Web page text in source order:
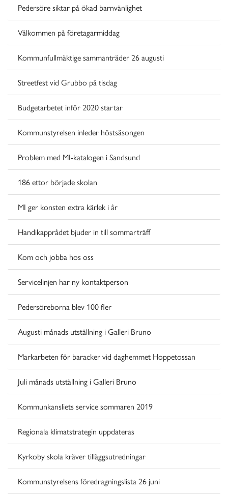
Pedersöre siktar på ökad barnvänlighet
Välkommen på företagarmiddag
Kommunfullmäktige sammanträder 26 augusti
Streetfest vid Grubbo på tisdag
Budgetarbetet inför 2020 startar
Kommunstyrelsen inleder höstsäsongen
Problem med MI-katalogen i Sandsund
186 ettor började skolan
MI ger konsten extra kärlek i år
Handikapprådet bjuder in till sommarträff
Kom och jobba hos oss
Servicelinjen har ny kontaktperson
Pedersöreborna blev 100 fler
Augusti månads utställning i Galleri Bruno
Markarbeten för baracker vid daghemmet Hoppetossan
Juli månads utställning i Galleri Bruno
Kommunkansliets service sommaren 2019
Regionala klimatstrategin uppdateras
Kyrkoby skola kräver tilläggsutredningar
Kommunstyrelsens föredragningslista 26 juni